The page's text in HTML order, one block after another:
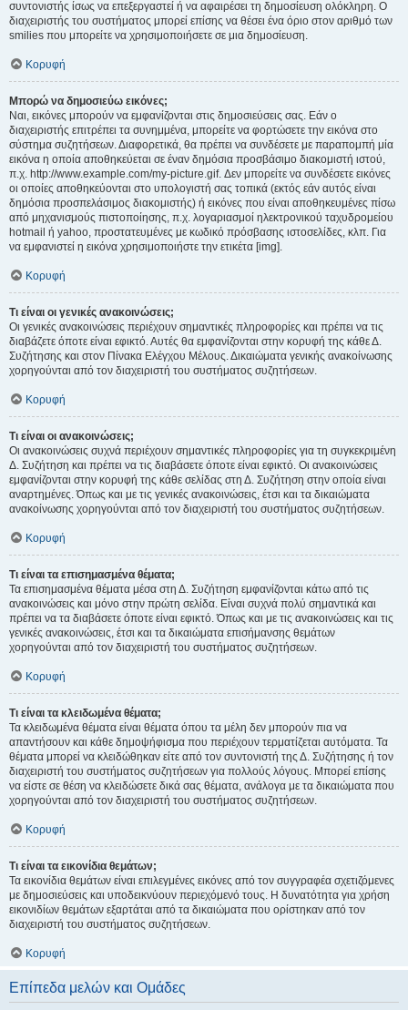
συντονιστής ίσως να επεξεργαστεί ή να αφαιρέσει τη δημοσίευση ολόκληρη. Ο
διαχειριστής του συστήματος μπορεί επίσης να θέσει ένα όριο στον αριθμό των
smilies που μπορείτε να χρησιμοποιήσετε σε μια δημοσίευση.
Κορυφή
Μπορώ να δημοσιεύω εικόνες;
Ναι, εικόνες μπορούν να εμφανίζονται στις δημοσιεύσεις σας. Εάν ο
διαχειριστής επιτρέπει τα συνημμένα, μπορείτε να φορτώσετε την εικόνα στο
σύστημα συζητήσεων. Διαφορετικά, θα πρέπει να συνδέσετε με παραπομπή μία
εικόνα η οποία αποθηκεύεται σε έναν δημόσια προσβάσιμο διακομιστή ιστού,
π.χ. http://www.example.com/my-picture.gif. Δεν μπορείτε να συνδέσετε εικόνες
οι οποίες αποθηκεύονται στο υπολογιστή σας τοπικά (εκτός εάν αυτός είναι
δημόσια προσπελάσιμος διακομιστής) ή εικόνες που είναι αποθηκευμένες πίσω
από μηχανισμούς πιστοποίησης, π.χ. λογαριασμοί ηλεκτρονικού ταχυδρομείου
hotmail ή yahoo, προστατευμένες με κωδικό πρόσβασης ιστοσελίδες, κλπ. Για
να εμφανιστεί η εικόνα χρησιμοποιήστε την ετικέτα [img].
Κορυφή
Τι είναι οι γενικές ανακοινώσεις;
Οι γενικές ανακοινώσεις περιέχουν σημαντικές πληροφορίες και πρέπει να τις
διαβάζετε όποτε είναι εφικτό. Αυτές θα εμφανίζονται στην κορυφή της κάθε Δ.
Συζήτησης και στον Πίνακα Ελέγχου Μέλους. Δικαιώματα γενικής ανακοίνωσης
χορηγούνται από τον διαχειριστή του συστήματος συζητήσεων.
Κορυφή
Τι είναι οι ανακοινώσεις;
Οι ανακοινώσεις συχνά περιέχουν σημαντικές πληροφορίες για τη συγκεκριμένη
Δ. Συζήτηση και πρέπει να τις διαβάσετε όποτε είναι εφικτό. Οι ανακοινώσεις
εμφανίζονται στην κορυφή της κάθε σελίδας στη Δ. Συζήτηση στην οποία είναι
αναρτημένες. Όπως και με τις γενικές ανακοινώσεις, έτσι και τα δικαιώματα
ανακοίνωσης χορηγούνται από τον διαχειριστή του συστήματος συζητήσεων.
Κορυφή
Τι είναι τα επισημασμένα θέματα;
Τα επισημασμένα θέματα μέσα στη Δ. Συζήτηση εμφανίζονται κάτω από τις
ανακοινώσεις και μόνο στην πρώτη σελίδα. Είναι συχνά πολύ σημαντικά και
πρέπει να τα διαβάσετε όποτε είναι εφικτό. Όπως και με τις ανακοινώσεις και τις
γενικές ανακοινώσεις, έτσι και τα δικαιώματα επισήμανσης θεμάτων
χορηγούνται από τον διαχειριστή του συστήματος συζητήσεων.
Κορυφή
Τι είναι τα κλειδωμένα θέματα;
Τα κλειδωμένα θέματα είναι θέματα όπου τα μέλη δεν μπορούν πια να
απαντήσουν και κάθε δημοψήφισμα που περιέχουν τερματίζεται αυτόματα. Τα
θέματα μπορεί να κλειδώθηκαν είτε από τον συντονιστή της Δ. Συζήτησης ή τον
διαχειριστή του συστήματος συζητήσεων για πολλούς λόγους. Μπορεί επίσης
να είστε σε θέση να κλειδώσετε δικά σας θέματα, ανάλογα με τα δικαιώματα που
χορηγούνται από τον διαχειριστή του συστήματος συζητήσεων.
Κορυφή
Τι είναι τα εικονίδια θεμάτων;
Τα εικονίδια θεμάτων είναι επιλεγμένες εικόνες από τον συγγραφέα σχετιζόμενες
με δημοσιεύσεις και υποδεικνύουν περιεχόμενό τους. Η δυνατότητα για χρήση
εικονιδίων θεμάτων εξαρτάται από τα δικαιώματα που ορίστηκαν από τον
διαχειριστή του συστήματος συζητήσεων.
Κορυφή
Επίπεδα μελών και Ομάδες